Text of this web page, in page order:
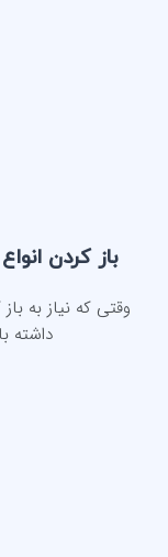
باز کردن
وقتی که نیاز به
داشته